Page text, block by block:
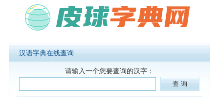
汉语字典在线查询
请输入一个您要查询的汉字：